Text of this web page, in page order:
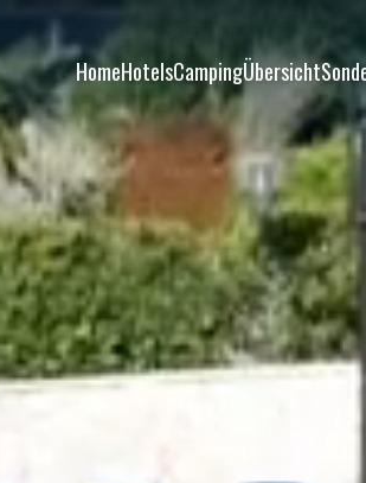
HomeHotelsCampingÜbersicht